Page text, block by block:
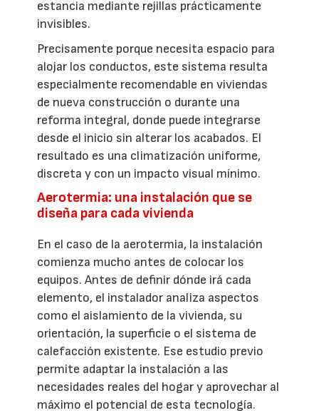
estancia mediante rejillas prácticamente
invisibles.
Precisamente porque necesita espacio para
alojar los conductos, este sistema resulta
especialmente recomendable en viviendas
de nueva construcción o durante una
reforma integral, donde puede integrarse
desde el inicio sin alterar los acabados. El
resultado es una climatización uniforme,
discreta y con un impacto visual mínimo.
Aerotermia: una instalación que se
diseña para cada vivienda
En el caso de la aerotermia, la instalación
comienza mucho antes de colocar los
equipos. Antes de definir dónde irá cada
elemento, el instalador analiza aspectos
como el aislamiento de la vivienda, su
orientación, la superficie o el sistema de
calefacción existente. Ese estudio previo
permite adaptar la instalación a las
necesidades reales del hogar y aprovechar al
máximo el potencial de esta tecnología.